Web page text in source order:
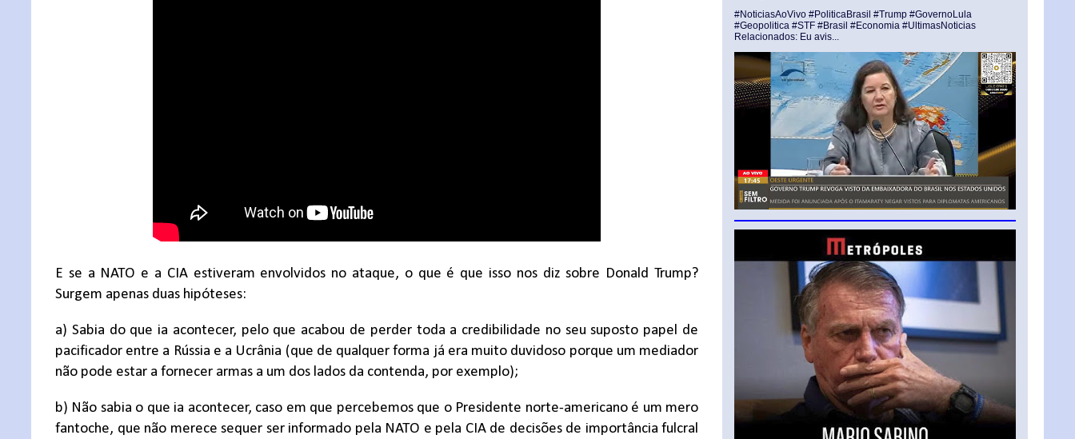
E se a NATO e a CIA estiveram envolvidos no ataque, o que é que isso nos diz sobre Donald Trump?
Surgem apenas duas hipóteses:
a) Sabia do que ia acontecer, pelo que acabou de perder toda a credibilidade no seu suposto papel de
pacificador entre a Rússia e a Ucrânia (que de qualquer forma já era muito duvidoso porque um mediador
não pode estar a fornecer armas a um dos lados da contenda, por exemplo);
b) Não sabia o que ia acontecer, caso em que percebemos que o Presidente norte-americano é um mero
fantoche, que não merece sequer ser informado pela NATO e pela CIA de decisões de importância fulcral
#NoticiasAoVivo #PoliticaBrasil #Trump #GovernoLula
#Geopolitica #STF #Brasil #Economia #UltimasNoticias
Relacionados: Eu avis...